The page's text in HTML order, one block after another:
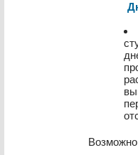
Возможно